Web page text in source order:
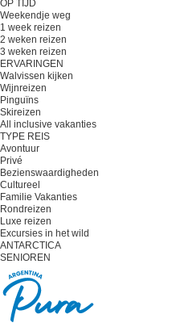
OP TIJD
Weekendje weg
1 week reizen
2 weken reizen
3 weken reizen
ERVARINGEN
Walvissen kijken
Wijnreizen
Pinguïns
Skireizen
All inclusive vakanties
TYPE REIS
Avontuur
Privé
Bezienswaardigheden
Cultureel
Familie Vakanties
Rondreizen
Luxe reizen
Excursies in het wild
ANTARCTICA
SENIOREN